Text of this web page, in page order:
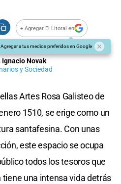
+ Agregar El Litoral en
Agregar a tus medios preferidos en Google
Ignacio Novak
y Sociedad
Artes Rosa Galisteo de
1510, se erige como un
santafesina. Con unas
este espacio se ocupa
todos los tesoros que
una intensa vida detrás